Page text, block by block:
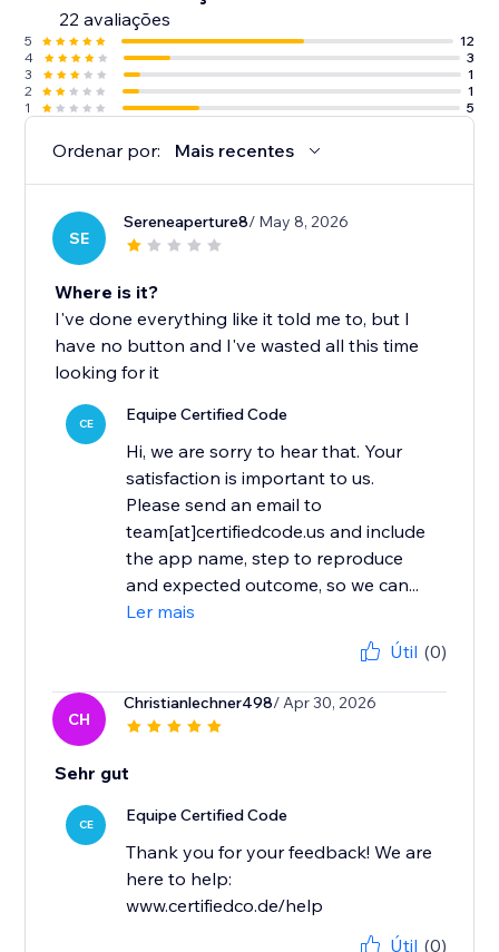
22 avaliações
5
12
4
3
3
1
2
1
1
5
Ordenar por: Mais recentes
SE
Sereneaperture8/ May 8, 2026
Where is it?
I've done everything like it told me to, but I
have no button and I've wasted all this time
looking for it
CE Equipe Certified Code
Hi, we are sorry to hear that. Your
satisfaction is important to us.
Please send an email to
team[at]certifiedcode.us and include
the app name, step to reproduce
and expected outcome, so we can...
Ler mais
Útil (0)
CH
Christianlechner498/ Apr 30, 2026
Sehr gut
CE Equipe Certified Code
Thank you for your feedback! We are
here to help:
www.certifiedco.de/help
Útil (0)